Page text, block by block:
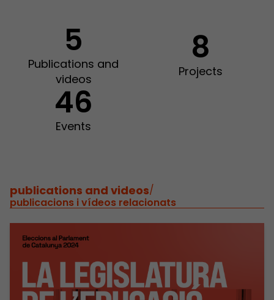
5
Publications and
videos
8
Projects
46
Events
publications and videos/
publicacions i vídeos relacionats